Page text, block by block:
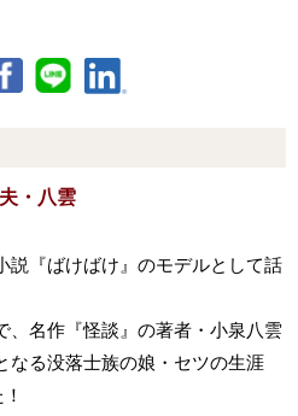
・八雲
説『ばけばけ』のモデルとして話
、名作『怪談』の著者・小泉八雲
なる没落士族の娘・セツの生涯